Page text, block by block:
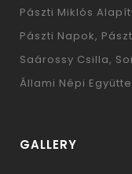
Pászti Miklós
Pászti Napok
Saárossy Csilla
Állami Népi
GALLERY